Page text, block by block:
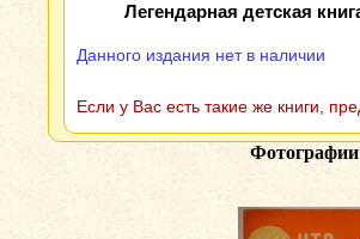
Легендарная детская
Данного издания нет в наличии
Если у Вас есть такие же книги,
Фотографии